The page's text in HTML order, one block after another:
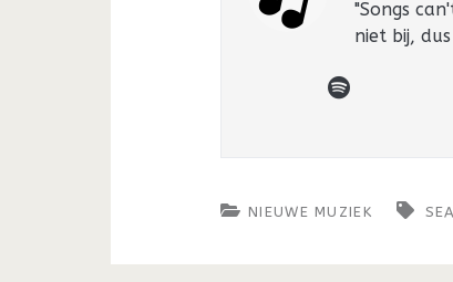
"Songs
niet bij,
spotify
NIEUWE MUZIEK